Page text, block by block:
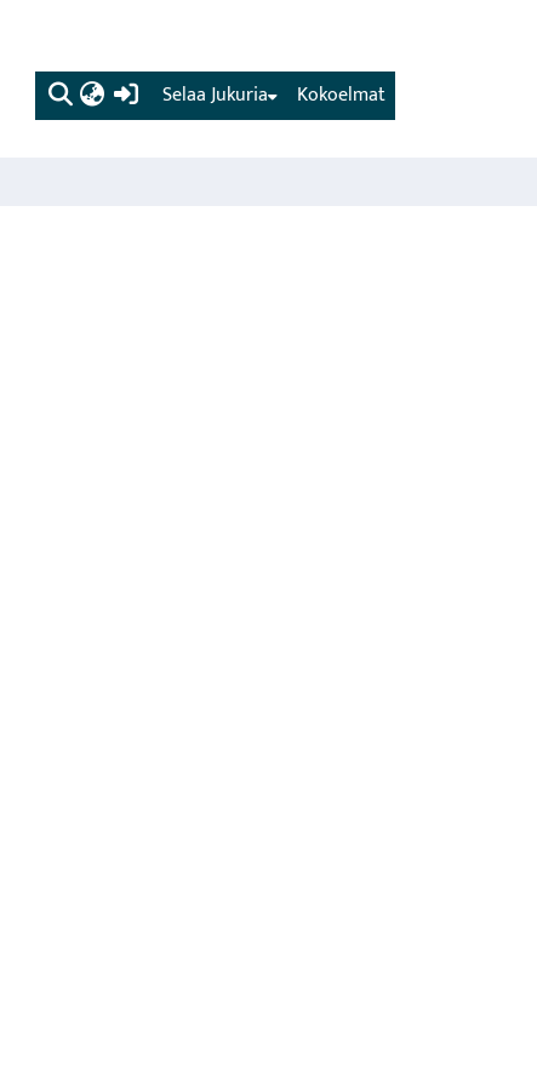
(current) Kokoelmat
Selaa Jukuria